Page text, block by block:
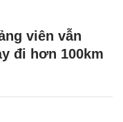
viên vẫn
đi hơn 100km